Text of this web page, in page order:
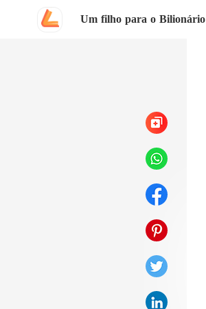
Um filho para o Bilionário